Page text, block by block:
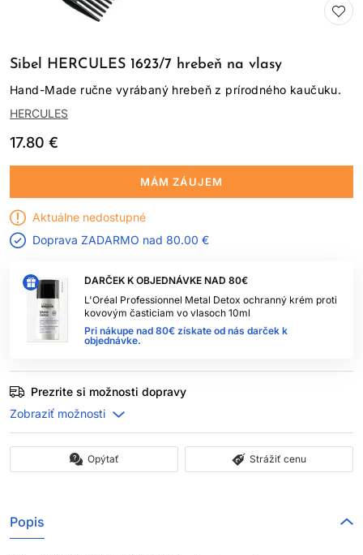
Sibel HERCULES 1623/7 hrebeň na vlasy
Hand-Made ručne vyrábaný hrebeň z prírodného kaučuku.
HERCULES
17.80 €
DARČEK K OBJEDNÁVKE NAD 80€
L'Oréal Professionnel Metal Detox ochranný krém proti
kovovým časticiam vo vlasoch 10ml
Pri nákupe nad 80€ získate od nás darček k
objednávke.
MÁM ZÁUJEM
Aktuálne nedostupné
Doprava ZADARMO nad 80.00 €
Prezrite si možnosti dopravy
Opýtať Strážiť cenu
Popis